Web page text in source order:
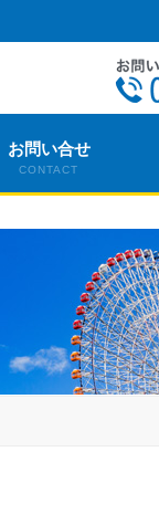
お問い合せ
CONTACT